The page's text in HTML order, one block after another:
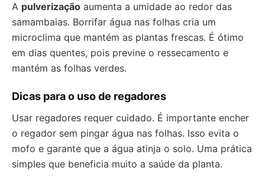
A pulverização aumenta a umidade ao redor das
samambaias. Borrifar água nas folhas cria um
microclima que mantém as plantas frescas. É ótimo
em dias quentes, pois previne o ressecamento e
mantém as folhas verdes.
Dicas para o uso de regadores
Usar regadores requer cuidado. É importante encher
o regador sem pingar água nas folhas. Isso evita o
mofo e garante que a água atinja o solo. Uma prática
simples que beneficia muito a saúde da planta.